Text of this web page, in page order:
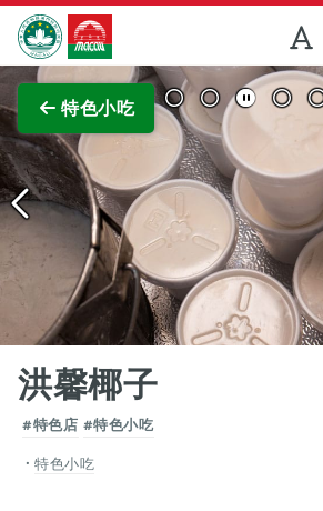
跳至主内容
澳門特別行政區政府旅遊局
特色小吃
查看原圖
洪馨椰子
#特色店 #特色小吃
特色小吃